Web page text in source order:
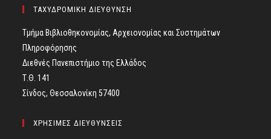
ΤΑΧΥΔΡΟΜΙΚΗ ΔΙΕΥΘΥΝΣΗ
Τμήμα Βιβλιοθηκονομίας, Αρχειονομίας και Συστημάτων
Πληροφόρησης
Διεθνές Πανεπιστήμιο της Ελλάδος
Τ.Θ. 141
Σίνδος, Θεσσαλονίκη 57400
ΧΡΗΣΙΜΕΣ ΔΙΕΥΘΥΝΣΕΙΣ